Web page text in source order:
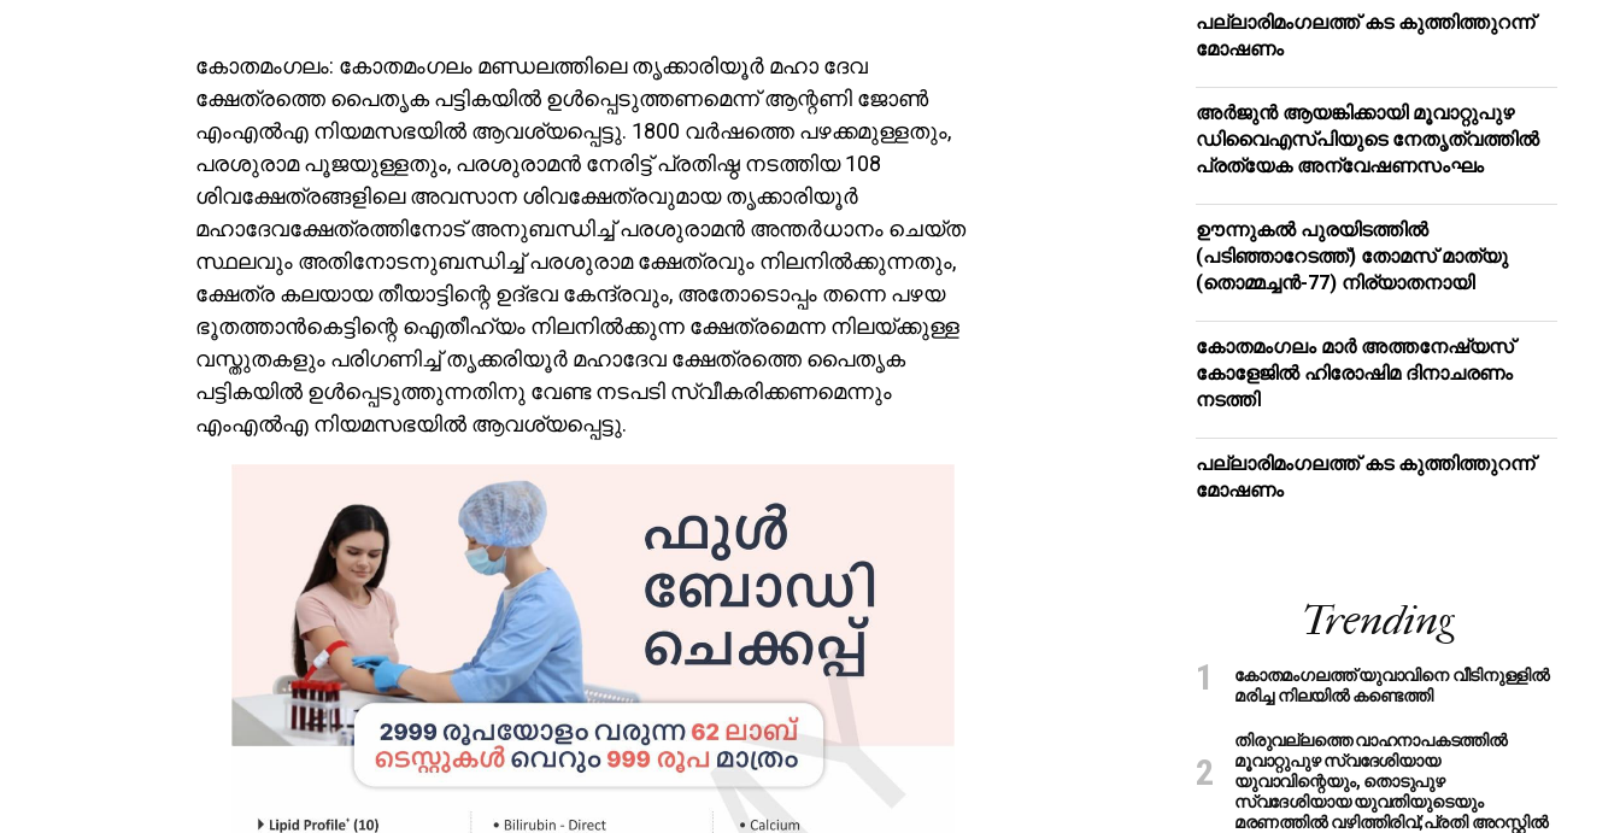
കോതമംഗലം: കോതമംഗലം മണ്ഡലത്തിലെ തൃക്കാരിയൂർ മഹാ ദേവ
ക്ഷേത്രത്തെ പൈതൃക പട്ടികയിൽ ഉൾപ്പെടുത്തണമെന്ന് ആന്റണി ജോൺ
എംഎൽഎ നിയമസഭയിൽ ആവശ്യപ്പെട്ടു. 1800 വർഷത്തെ പഴക്കമുള്ളതും,
പരശുരാമ പൂജയുള്ളതും, പരശുരാമൻ നേരിട്ട് പ്രതിഷ്ഠ നടത്തിയ 108
ശിവക്ഷേത്രങ്ങളിലെ അവസാന ശിവക്ഷേത്രവുമായ തൃക്കാരിയൂർ
മഹാദേവക്ഷേത്രത്തിനോട് അനുബന്ധിച്ച് പരശുരാമൻ അന്തർധാനം ചെയ്ത
സ്ഥലവും അതിനോടനുബന്ധിച്ച് പരശുരാമ ക്ഷേത്രവും നിലനിൽക്കുന്നതും,
ക്ഷേത്ര കലയായ തീയാട്ടിന്റെ ഉദ്ഭവ കേന്ദ്രവും, അതോടൊപ്പം തന്നെ പഴയ
ഭൂതത്താൻകെട്ടിന്റെ ഐതീഹ്യം നിലനിൽക്കുന്ന ക്ഷേത്രമെന്ന നിലയ്ക്കുള്ള
വസ്തുതകളും പരിഗണിച്ച് തൃക്കരിയൂർ മഹാദേവ ക്ഷേത്രത്തെ പൈതൃക
പട്ടികയിൽ ഉൾപ്പെടുത്തുന്നതിനു വേണ്ട നടപടി സ്വീകരിക്കണമെന്നും
എംഎൽഎ നിയമസഭയിൽ ആവശ്യപ്പെട്ടു.
പ​ല്ലാ​രി​മം​ഗ​ല​ത്ത് ക​ട കു​ത്തി​ത്തുറ​ന്ന്
മോ​ഷ​ണം
അര്‍ജുന്‍ ആയങ്കിക്കായി മൂവാറ്റുപുഴ
ഡിവൈഎസ്പിയുടെ നേതൃത്വത്തില്‍
പ്രത്യേക അന്വേഷണസംഘം
ഊന്നുകല്‍ പുരയിടത്തില്‍
(പടിഞ്ഞാറേടത്ത്) തോമസ് മാത്യു
(തൊമ്മച്ചന്‍-77) നിര്യാതനായി
കോതമംഗലം മാര്‍ അത്തനേഷ്യസ്
കോളേജില്‍ ഹിരോഷിമ ദിനാചരണം
നടത്തി
പ​ല്ലാ​രി​മം​ഗ​ല​ത്ത് ക​ട കു​ത്തി​ത്തുറ​ന്ന്
മോ​ഷ​ണം
Trending
കോതമംഗലത്ത് യുവാവിനെ വീടിനുള്ളിൽ
മരിച്ച നിലയിൽ കണ്ടെത്തി
തിരുവല്ലത്തെ വാഹനാപകടത്തില്‍
മൂവാറ്റുപുഴ സ്വദേശിയായ
യുവാവിന്റെയും, തൊടുപുഴ
സ്വദേശിയായ യുവതിയുടെയും
മരണത്തില്‍ വഴിത്തിരിവ്;പ്രതി അറസ്റ്റില്‍